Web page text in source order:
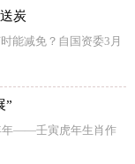
炭
能减免？自国资委3月
”
年——壬寅虎年生肖作